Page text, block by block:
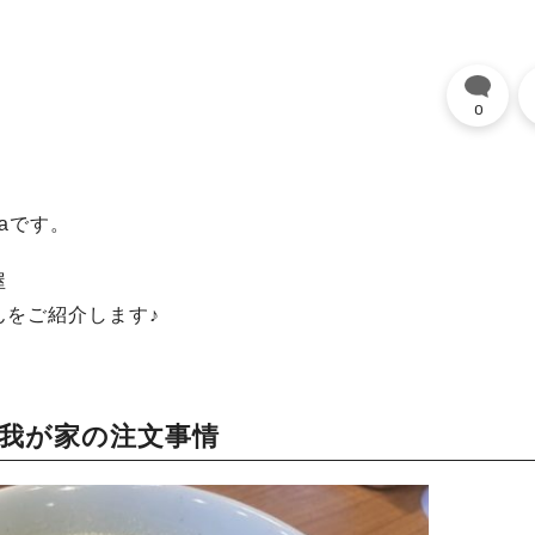
0
す。
ご紹介します♪
が家の注文事情